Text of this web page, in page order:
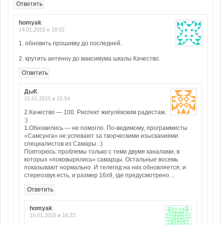
Ответить
homyak:
14.01.2015 в 18:02
1. обновить прошивку до последней.
2. крутить антенну до максимума шкалы Качество.
Ответить
ДыК:
15.01.2015 в 15:54
2.Качество — 100. Риспект жигулёвским радистам.
:)
1.Обновились — не помогло. По-видимому, программисты
«Самсунга» не успевают за творческими изысканиями
специалистов из Самары. :)
Повторюсь: проблемы только с теми двумя каналами, в
которых «поковырялись» самарцы. Остальные восемь
показывают нормально. И телегид на них обновляется, и
стереозвук есть, и размер 16х9, где предусмотрено…
Ответить
homyak:
15.01.2015 в 16:23